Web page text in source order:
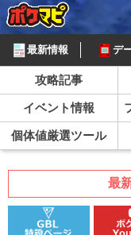
最新情報 デ
攻略記事
イベント情報
個体値厳選ツール
最